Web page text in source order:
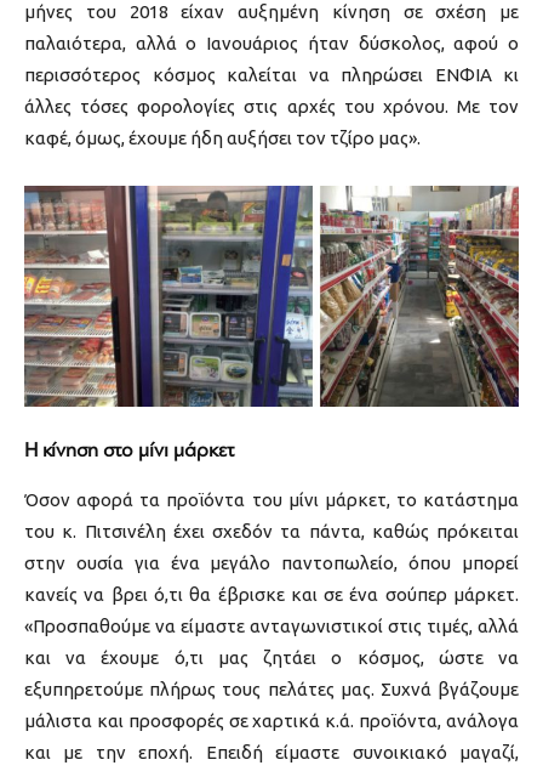
μήνες του 2018 είχαν αυξημένη κίνηση σε σχέση με
παλαιότερα, αλλά ο Ιανουάριος ήταν δύσκολος, αφού ο
περισσότερος κόσμος καλείται να πληρώσει ΕΝΦΙΑ κι
άλλες τόσες φορολογίες στις αρχές του χρόνου. Με τον
καφέ, όμως, έχουμε ήδη αυξήσει τον τζίρο μας».
Η κίνηση στο μίνι μάρκετ
Όσον αφορά τα προϊόντα του μίνι μάρκετ, το κατάστημα
του κ. Πιτσινέλη έχει σχεδόν τα πάντα, καθώς πρόκειται
στην ουσία για ένα μεγάλο παντοπωλείο, όπου μπορεί
κανείς να βρει ό,τι θα έβρισκε και σε ένα σούπερ μάρκετ.
«Προσπαθούμε να είμαστε ανταγωνιστικοί στις τιμές, αλλά
και να έχουμε ό,τι μας ζητάει ο κόσμος, ώστε να
εξυπηρετούμε πλήρως τους πελάτες μας. Συχνά βγάζουμε
μάλιστα και προσφορές σε χαρτικά κ.ά. προϊόντα, ανάλογα
και με την εποχή. Επειδή είμαστε συνοικιακό μαγαζί,